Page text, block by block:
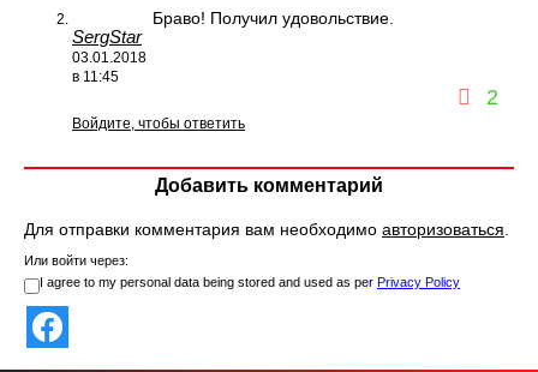
SergStar
03.01.2018
в 11:45
Браво! Получил удовольствие.
2
Войдите, чтобы ответить
Добавить комментарий
Для отправки комментария вам необходимо авторизоваться.
Или войти через:
I agree to my personal data being stored and used as per Privacy Policy